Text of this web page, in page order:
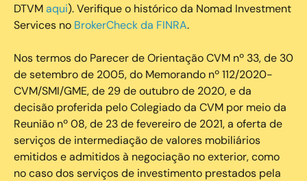
DTVMaqui). Verifique o histórico da Nomad Investment
Services no BrokerCheck da FINRA.
Nos termos do Parecer de Orientação CVM nº 33, de 30
de setembro de 2005, do Memorando nº 112/2020-
CVM/SMI/GME, de 29 de outubro de 2020, e da
decisão proferida pelo Colegiado da CVM por meio da
Reunião nº 08, de 23 de fevereiro de 2021, a oferta de
serviços de intermediação de valores mobiliários
emitidos e admitidos à negociação no exterior, como
no caso dos serviços de investimento prestados pela